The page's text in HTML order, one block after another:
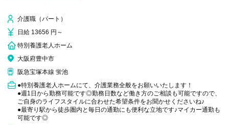
介護職（パート）
日給 13656 円～
特別養護老人ホーム
大阪府豊中市
阪急宝塚本線 蛍池
●特別養護老人ホームにて、介護業務全般をお願いいたします！
●週1日から勤務可能です◎勤務日数など働き方のご相談も可能ですので、
ご自身のライフスタイルに合わせた希望条件をお聞かせくださいね♪
●最寄り駅から徒歩圏内と毎日の通勤にも便利な立地です♪マイカー通勤も
可能です◎